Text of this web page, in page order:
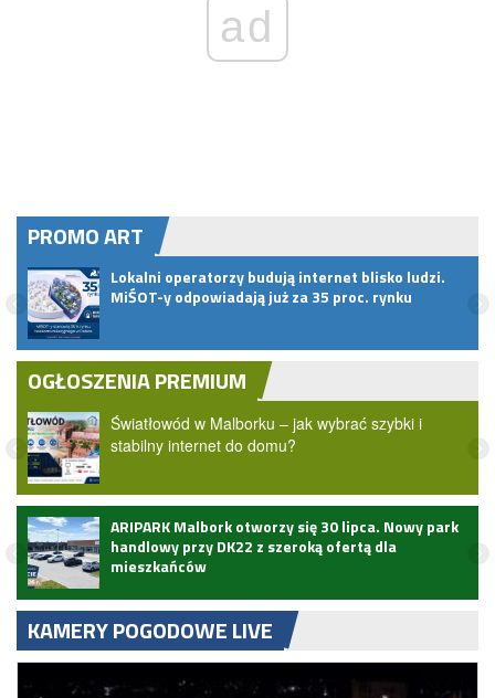
ad
PROMO ART
Lokalni operatorzy budują internet blisko ludzi.
MiŚOT-y odpowiadają już za 35 proc. rynku
OGŁOSZENIA PREMIUM
Światłowód w Malborku – jak wybrać szybki i
stabilny internet do domu?
ARIPARK Malbork otworzy się 30 lipca. Nowy park
handlowy przy DK22 z szeroką ofertą dla
mieszkańców
KAMERY POGODOWE LIVE